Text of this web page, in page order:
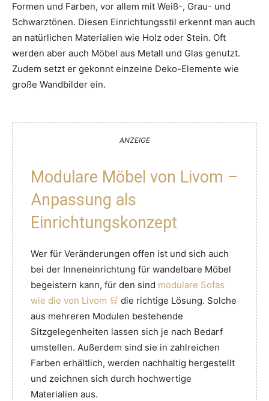
Formen und Farben, vor allem mit Weiß-, Grau- und
Schwarztönen. Diesen Einrichtungsstil erkennt man auch
an natürlichen Materialien wie Holz oder Stein. Oft
werden aber auch Möbel aus Metall und Glas genutzt.
Zudem setzt er gekonnt einzelne Deko-Elemente wie
große Wandbilder ein.
ANZEIGE
Modulare Möbel von Livom –
Anpassung als
Einrichtungskonzept
Wer für Veränderungen offen ist und sich auch
bei der Inneneinrichtung für wandelbare Möbel
begeistern kann, für den sind modulare Sofas
wie die von Livom
die richtige Lösung. Solche
aus mehreren Modulen bestehende
Sitzgelegenheiten lassen sich je nach Bedarf
umstellen. Außerdem sind sie in zahlreichen
Farben erhältlich, werden nachhaltig hergestellt
und zeichnen sich durch hochwertige
Materialien aus.